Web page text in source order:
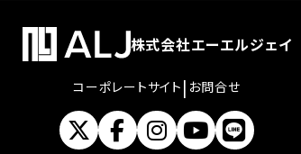
株式会社エーエルジェイ
コーポレートサイト | お問合せ